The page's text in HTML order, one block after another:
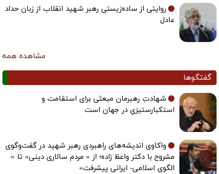
روایتی از ساده‌زیستی رهبر شهید انقلاب از زبان حداد
عادل
مشاهده همه
گفتگوها
شهادتِ رهبرمان مبعثی برای استقامت و
استکبارستیزیِ در جهان است
واکاوی اندیشه‌های راهبردی رهبر شهید در گفت‌وگوی
مشروح با دکتر واعظ زاده؛ از « مردم سالاری دینی» تا «
الگوی اسلامی- ایرانی پیشرفت»